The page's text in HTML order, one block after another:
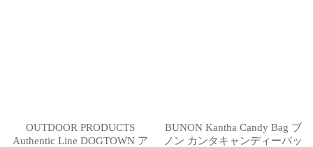
OUTDOOR PRODUCTS
Authentic Line DOGTOWN ア
BUNON Kantha Candy Bag ブ
ノン カンタキャンディーバッ